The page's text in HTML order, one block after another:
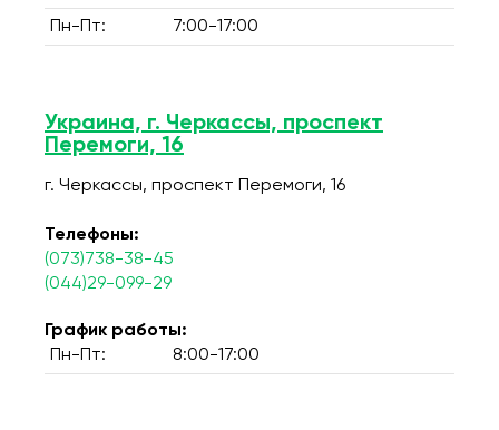
Пн-Пт: 7:00-17:00
Украина, г. Черкассы, проспект
Перемоги, 16
г. Черкассы, проспект Перемоги, 16
Телефоны:
(073)738-38-45
(044)29-099-29
График работы:
Пн-Пт:
8:00-17:00